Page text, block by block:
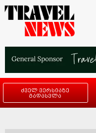
ძველ ვერსიაზე
გადასვლა